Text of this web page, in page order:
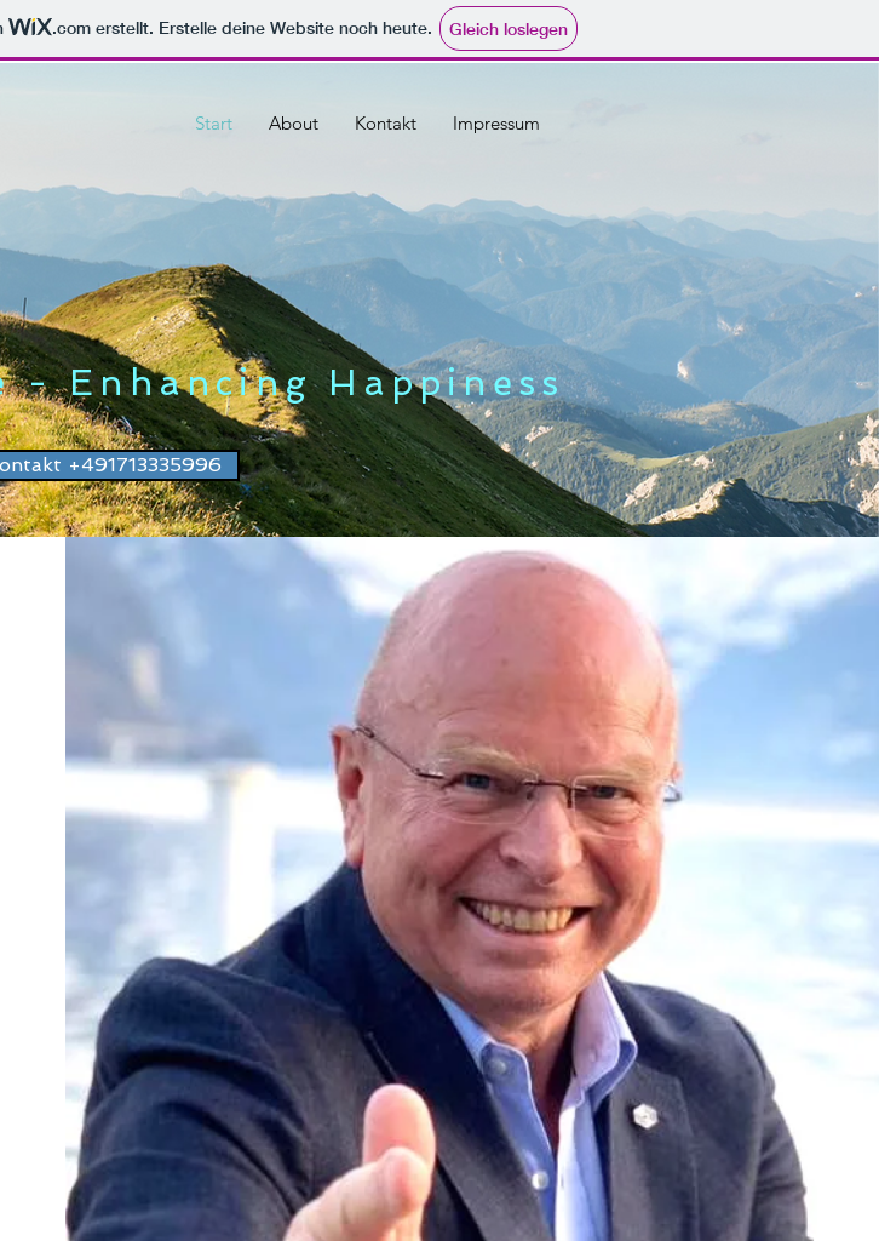
.com erstellt. Erstelle deine Website noch heute. Gleich loslegen
Start About Kontakt Impressum
- Enhancing Happiness
+491713335996